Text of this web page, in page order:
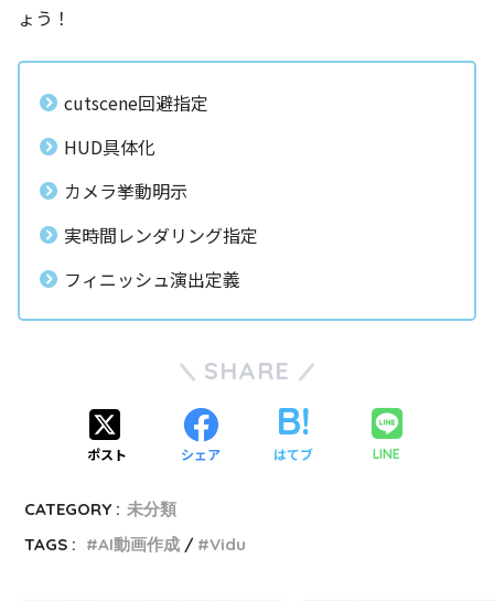
ょう！
cutscene回避指定
HUD具体化
カメラ挙動明示
実時間レンダリング指定
フィニッシュ演出定義
SHARE
ポスト シェア はてブ LINE
CATEGORY : 未分類
TAGS :
AI動画作成 Vidu